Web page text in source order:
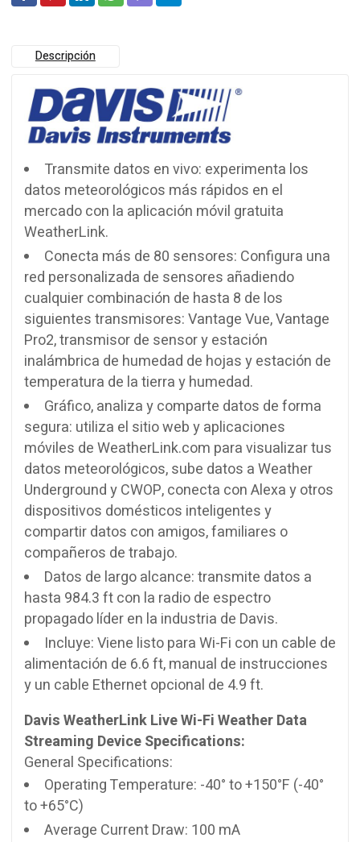
Descripción
Transmite datos en vivo: experimenta los
datos meteorológicos más rápidos en el
mercado con la aplicación móvil gratuita
WeatherLink.
Conecta más de 80 sensores: Configura una
red personalizada de sensores añadiendo
cualquier combinación de hasta 8 de los
siguientes transmisores: Vantage Vue, Vantage
Pro2, transmisor de sensor y estación
inalámbrica de humedad de hojas y estación de
temperatura de la tierra y humedad.
Gráfico, analiza y comparte datos de forma
segura: utiliza el sitio web y aplicaciones
móviles de WeatherLink.com para visualizar tus
datos meteorológicos, sube datos a Weather
Underground y CWOP, conecta con Alexa y otros
dispositivos domésticos inteligentes y
compartir datos con amigos, familiares o
compañeros de trabajo.
Datos de largo alcance: transmite datos a
hasta 984.3 ft con la radio de espectro
propagado líder en la industria de Davis.
Incluye: Viene listo para Wi-Fi con un cable de
alimentación de 6.6 ft, manual de instrucciones
y un cable Ethernet opcional de 4.9 ft.
Davis WeatherLink Live Wi-Fi Weather Data
Streaming Device Specifications:
General Specifications:
Operating Temperature: -40° to +150°F (-40°
to +65°C)
Average Current Draw: 100 mA